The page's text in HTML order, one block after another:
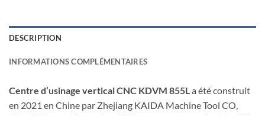
DESCRIPTION
INFORMATIONS COMPLÉMENTAIRES
Centre d’usinage vertical CNC KDVM 855La été construit
en 2021 en Chine par Zhejiang KAIDA Machine Tool CO,